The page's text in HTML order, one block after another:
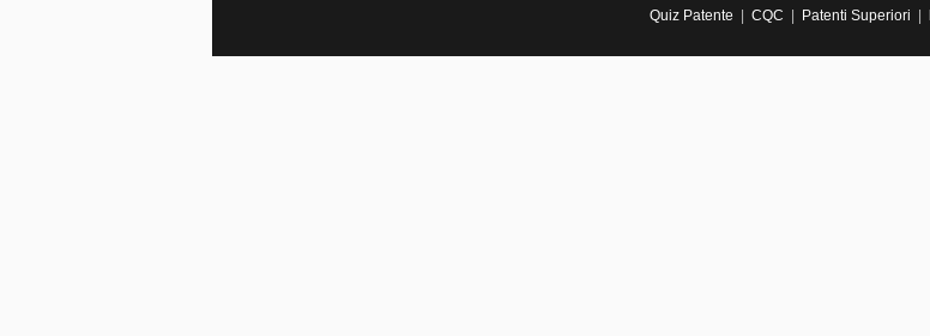
Quiz Patente CQC Patenti Superiori